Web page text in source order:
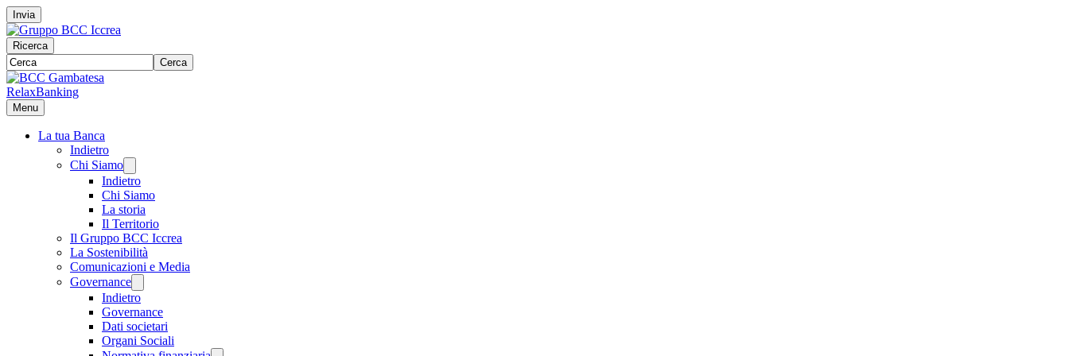
Invia
Ricerca
Cerca
RelaxBanking
Menu
La tua Banca
Indietro
Chi Siamo
Indietro
Chi Siamo
La storia
Il Territorio
Il Gruppo BCC Iccrea
La Sostenibilità
Comunicazioni e Media
Governance
Indietro
Governance
Dati societari
Organi Sociali